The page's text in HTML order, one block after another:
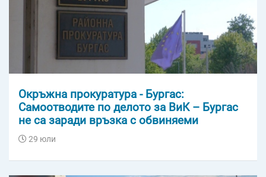
Окръжна прокуратура - Бургас:
Самоотводите по делото за ВиК – Бургас
не са заради връзка с обвиняеми
29 юли